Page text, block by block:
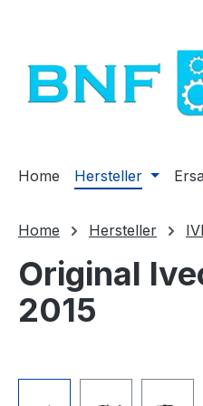
Home Hersteller
Home Hersteller
Original
2015